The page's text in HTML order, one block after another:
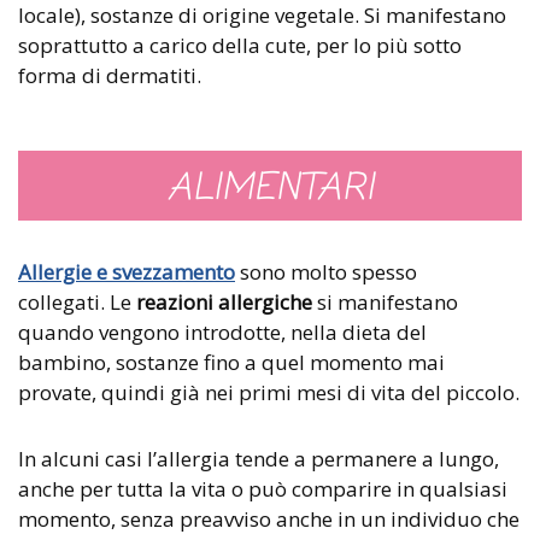
locale), sostanze di origine vegetale. Si manifestano
soprattutto a carico della cute, per lo più sotto
forma di dermatiti.
ALIMENTARI
Allergie e svezzamentosono molto spesso
collegati. Le reazioni allergichesi manifestano
quando vengono introdotte, nella dieta del
bambino, sostanze fino a quel momento mai
provate, quindi già nei primi mesi di vita del piccolo.
In alcuni casi l’allergia tende a permanere a lungo,
anche per tutta la vita o può comparire in qualsiasi
momento, senza preavviso anche in un individuo che